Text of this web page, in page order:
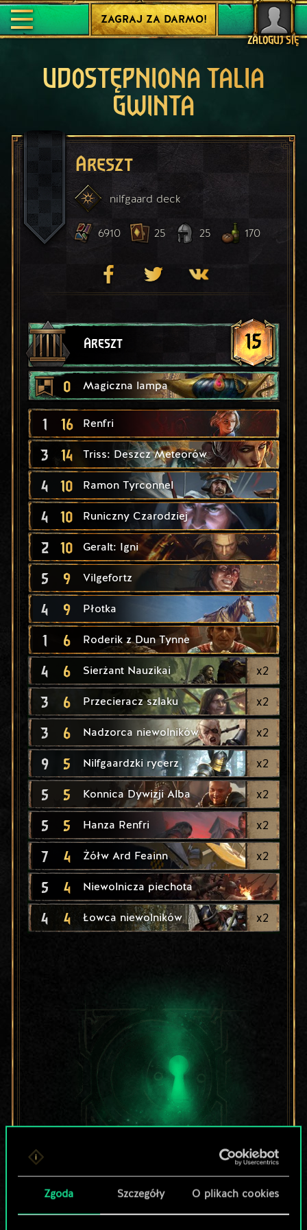
Zgoda Szczegóły O plikach cookies
ZALOGUJ SIĘ
ZAGRAJ ZA DARMO!
UDOSTĘPNIONA TALIA
GWINTA
Areszt
nilfgaard deck
6910 25 25 170
Areszt 15
0 Magiczna lampa
1 16 Renfri
3 14 Triss: Deszcz Meteorów
4 10 Ramon Tyrconnel
4 10 Runiczny Czarodziej
2 10 Geralt: Igni
5 9 Vilgefortz
4 9 Płotka
1 6 Roderik z Dun Tynne
4 6 Sierżant Nauzikai x2
3 6 Przecieracz szlaku x2
3 6 Nadzorca niewolników x2
9 5 Nilfgaardzki rycerz x2
5 5 Konnica Dywizji Alba x2
5 5 Hanza Renfri x2
7 4 Żółw Ard Feainn x2
5 4 Niewolnicza piechota
4 4 Łowca niewolników x2
Lubisz grać tą talią?
Pomóż społeczności